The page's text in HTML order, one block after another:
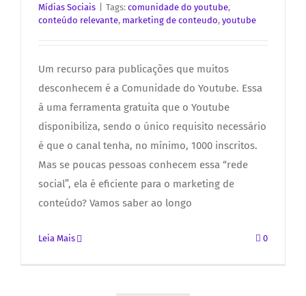
Mídias Sociais
Tags: comunidade do youtube,
conteúdo relevante, marketing de conteudo, youtube
Um recurso para publicações que muitos
desconhecem é a Comunidade do Youtube. Essa
á uma ferramenta gratuita que o Youtube
disponibiliza, sendo o único requisito necessário
é que o canal tenha, no mínimo, 1000 inscritos.
Mas se poucas pessoas conhecem essa “rede
social”, ela é eficiente para o marketing de
conteúdo? Vamos saber ao longo
Leia Mais 0